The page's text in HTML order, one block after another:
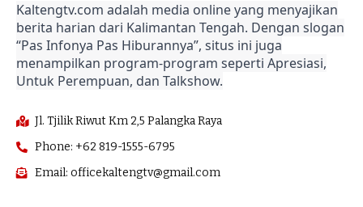
Kaltengtv.com adalah media online yang menyajikan
berita harian dari Kalimantan Tengah. Dengan slogan
“Pas Infonya Pas Hiburannya”, situs ini juga
menampilkan program-program seperti Apresiasi,
Untuk Perempuan, dan Talkshow.
Jl. Tjilik Riwut Km 2,5 Palangka Raya
Phone: +62 819-1555-6795
Email: officekaltengtv@gmail.com